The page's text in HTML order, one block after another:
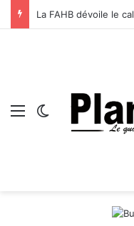
La FAHB dévoile le
Menu Switch skin